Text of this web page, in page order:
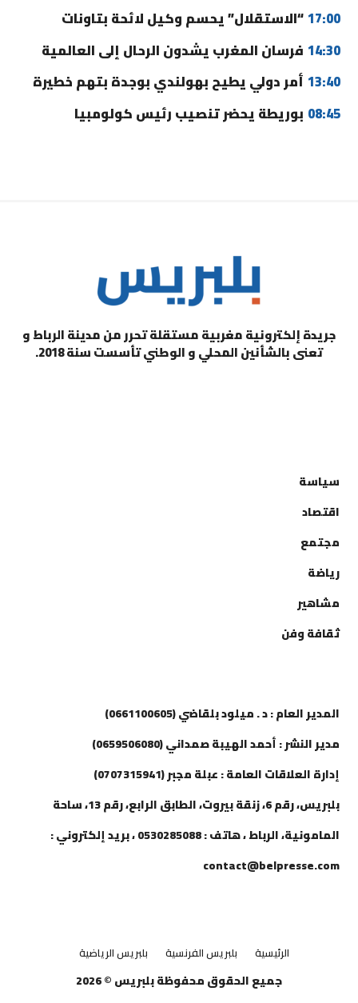
17:00“الاستقلال” يحسم وكيل لائحة بتاونات
14:30 فرسان المغرب يشدون الرحال إلى العالمية
13:40 أمر دولي يطيح بهولندي بوجدة بتهم خطيرة
08:45 بوريطة يحضر تنصيب رئيس كولومبيا
جريدة إلكترونية مغربية مستقلة تحرر من مدينة الرباط و
تعنى بالشأنين المحلي و الوطني تأسست سنة 2018.
سياسة
اقتصاد
مجتمع
رياضة
مشاهير
ثقافة وفن
المدير العام : د . ميلود بلقاضي (0661100605)
مدير النشر : أحمد الهيبة صمداني (0659506080)
إدارة العلاقات العامة : عبلة مجبر (0707315941)
بلبريس، رقم 6، زنقة بيروت، الطابق الرابع، رقم 13، ساحة
المامونية، الرباط ، هاتف : 0530285088 ، بريد إلكتروني :
contact@belpresse.com
الرئيسية بلبريس الفرنسية بلبريس الرياضية
جميع الحقوق محفوظة بلبريس © 2026